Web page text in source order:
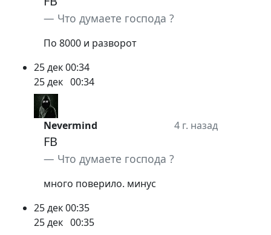
Что думаете господа ?
По 8000 и разворот
25 дек00:34
25 дек 00:34
Nevermind
FB
Что думаете господа ?
много поверило. минус
4 г. назад
25 дек00:35
25 дек 00:35